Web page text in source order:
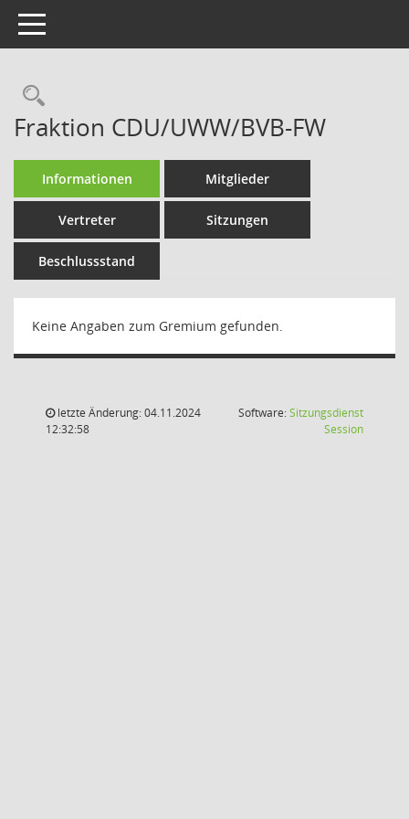
Toggle navigation
Rechercheauswahl
Fraktion CDU/UWW/BVB-FW
Informationen Mitglieder
Vertreter Sitzungen
Beschlussstand
Keine Angaben zum Gremium gefunden.
letzte Änderung: 04.11.2024
12:32:58
Software:Sitzungsdienst
Session(Wird in